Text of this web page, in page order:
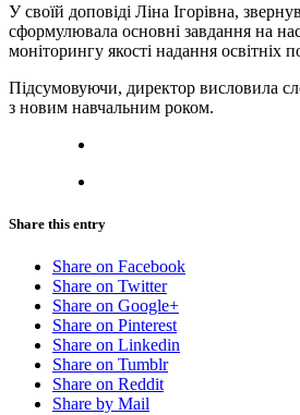
У своїй доповіді Ліна Ігорівна,
сформулювала основні завдання на
моніторингу якості надання освітніх
Підсумовуючи, директор висловила
з новим навчальним роком.
Share this entry
Share on Facebook
Share on Twitter
Share on Google+
Share on Pinterest
Share on Linkedin
Share on Tumblr
Share on Reddit
Share by Mail